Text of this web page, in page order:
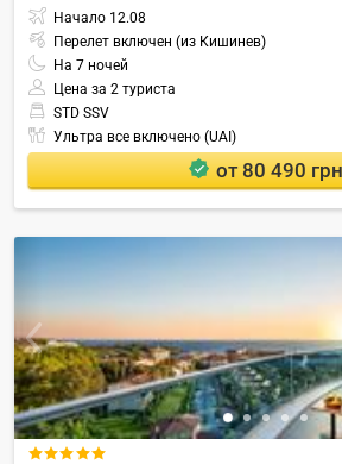
Начало 12.08
Перелет включен (из Кишинев)
На 7 ночей
Цена за 2 туриста
STD SSV
Ультра все включено (UAI)
от 80 490 грн
